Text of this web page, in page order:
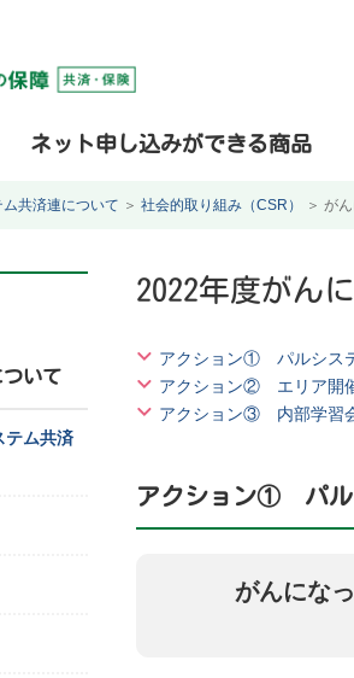
ネット申し込みができる商品
共済連について ＞ 社会的取り組み（CSR） ＞ が
2022年度がん
アクション① パルシス
アクション② エリア開
アクション③ 内部学習
アクション① パル
がんにな
いて
テム共済